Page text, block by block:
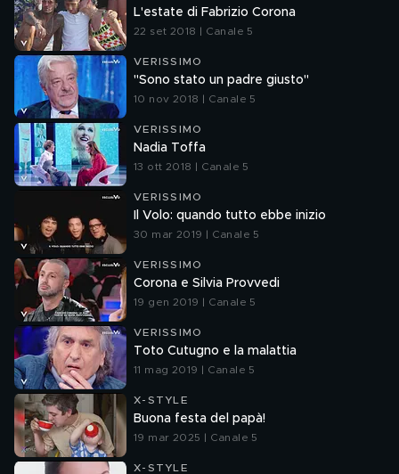
L'estate di Fabrizio Corona
22 set 2018 | Canale 5
VERISSIMO
"Sono stato un padre giusto"
10 nov 2018 | Canale 5
VERISSIMO
Nadia Toffa
13 ott 2018 | Canale 5
VERISSIMO
Il Volo: quando tutto ebbe inizio
30 mar 2019 | Canale 5
VERISSIMO
Corona e Silvia Provvedi
19 gen 2019 | Canale 5
VERISSIMO
Toto Cutugno e la malattia
11 mag 2019 | Canale 5
X-STYLE
Buona festa del papà!
19 mar 2025 | Canale 5
X-STYLE